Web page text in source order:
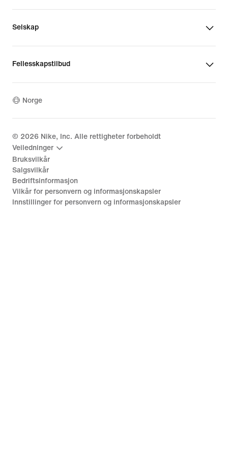
Selskap
Fellesskapstilbud
Norge
© 2026 Nike, Inc. Alle rettigheter forbeholdt
Veiledninger
Bruksvilkår
Salgsvilkår
Bedriftsinformasjon
Vilkår for personvern og informasjonskapsler
Innstillinger for personvern og informasjonskapsler